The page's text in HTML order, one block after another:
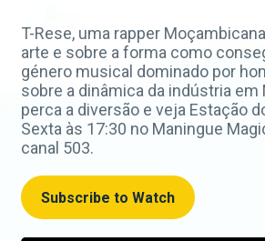
T-Rese, uma rapper
arte e sobre a forma como
género musical dominado por
sobre a dinâmica da indústria em
perca a diversão e veja Estação
Sexta às 17:30 no Maningue
canal 503.
Subscribe to Watch